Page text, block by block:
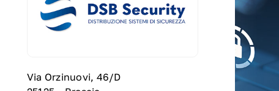
Via Orzinuovi, 46/D